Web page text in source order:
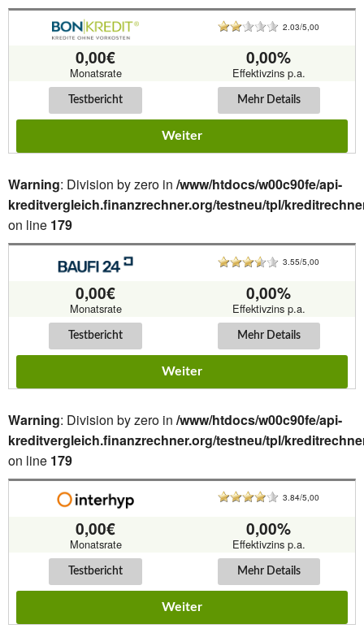
2.03/5,00
0,00€
Monatsrate
0,00%
Effektivzins p.a.
Testbericht Mehr Details
Weiter
Warning: Division by zero in /www/htdocs/w00c90fe/api-
kreditvergleich.finanzrechner.org/testneu/tpl/
on line 179
3.55/5,00
0,00€
Monatsrate
0,00%
Effektivzins p.a.
Testbericht Mehr Details
Weiter
Warning: Division by zero in /www/htdocs/w00c90fe/api-
kreditvergleich.finanzrechner.org/testneu/tpl/
on line 179
3.84/5,00
0,00€
Monatsrate
0,00%
Effektivzins p.a.
Testbericht Mehr Details
Weiter